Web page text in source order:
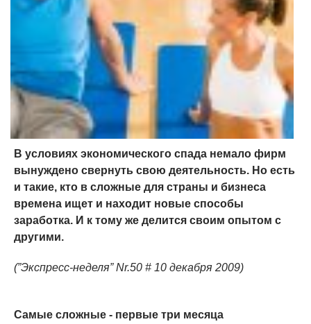
В условиях экономического спада немало фирм
вынуждено свернуть свою деятельность. Но есть
и такие, кто в сложные для страны и бизнеса
времена ищет и находит новые способы
заработка. И к тому же делится своим опытом с
другими.
(”Экспресс-неделя” Nr.50 # 10 декабря 2009)
Самые сложные - первые три месяца